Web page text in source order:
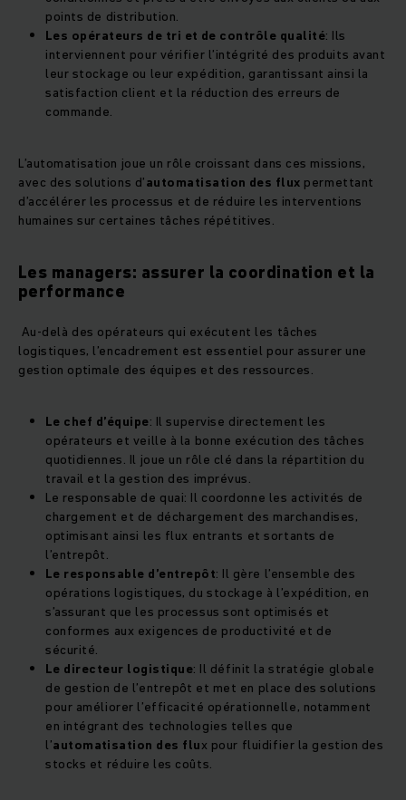
points de distribution.
Les opérateurs de tri et de contrôle qualité: Ils
interviennent pour vérifier l’intégrité des produits avant
leur stockage ou leur expédition, garantissant ainsi la
satisfaction client et la réduction des erreurs de
commande.
L’automatisation joue un rôle croissant dans ces missions,
avec des solutions d’automatisation des flux permettant
d’accélérer les processus et de réduire les interventions
humaines sur certaines tâches répétitives.
Les managers: assurer la coordination et la
performance
Au-delà des opérateurs qui exécutent les tâches
logistiques, l’encadrement est essentiel pour assurer une
gestion optimale des équipes et des ressources.
Le chef d’équipe: Il supervise directement les
opérateurs et veille à la bonne exécution des tâches
quotidiennes. Il joue un rôle clé dans la répartition du
travail et la gestion des imprévus.
Le responsable de quai: Il coordonne les activités de
chargement et de déchargement des marchandises,
optimisant ainsi les flux entrants et sortants de
l’entrepôt.
Le responsable d’entrepôt: Il gère l’ensemble des
opérations logistiques, du stockage à l’expédition, en
s’assurant que les processus sont optimisés et
conformes aux exigences de productivité et de
sécurité.
Le directeur logistique: Il définit la stratégie globale
de gestion de l’entrepôt et met en place des solutions
pour améliorer l’efficacité opérationnelle, notamment
en intégrant des technologies telles que
l’automatisation des flux pour fluidifier la gestion des
stocks et réduire les coûts.